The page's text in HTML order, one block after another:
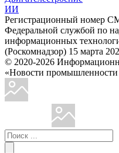
ИИ
Регистрационный номер
Федеральной службой по
информационных
(Роскомнадзор) 15 марта
© 2020-2026
«Новости